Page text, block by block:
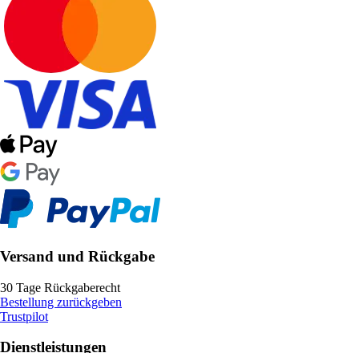
Versand und Rückgabe
30 Tage Rückgaberecht
Bestellung zurückgeben
Trustpilot
Dienstleistungen